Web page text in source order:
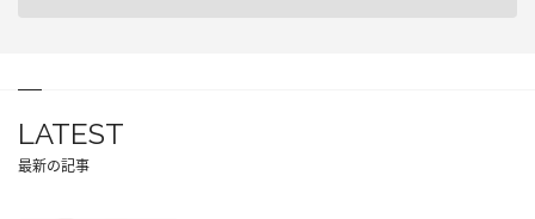
LATEST
最新の記事